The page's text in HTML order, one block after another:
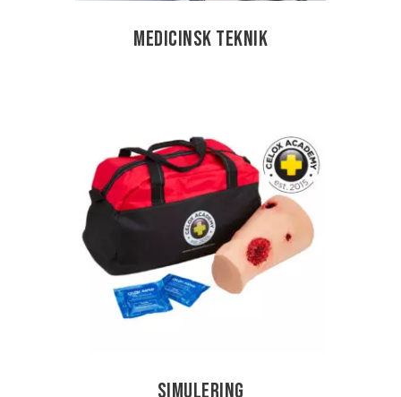
Medicinsk teknik
Simulering